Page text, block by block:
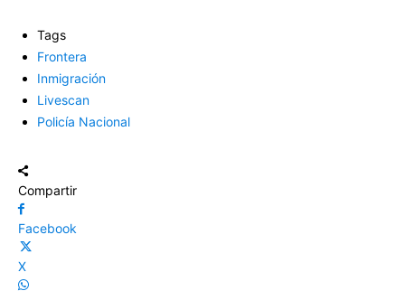
Tags
Frontera
Inmigración
Livescan
Policía Nacional
Compartir
Facebook
X